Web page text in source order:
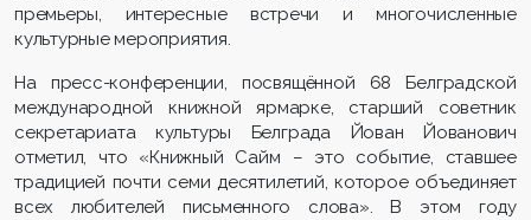
премьеры, интересные встречи и многочисленные
культурные мероприятия.
На пресс-конференции, посвящённой 68 Белградской
международной книжной ярмарке, старший советник
секретариата культуры Белграда Йован Йованович
отметил, что «Книжный Сайм – это событие, ставшее
традицией почти семи десятилетий, которое объединяет
всех любителей письменного слова». В этом году